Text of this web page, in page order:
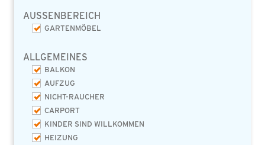
AUSSENBEREICH
GARTENMÖBEL
ALLGEMEINES
BALKON
AUFZUG
NICHT-RAUCHER
CARPORT
KINDER SIND WILLKOMMEN
HEIZUNG